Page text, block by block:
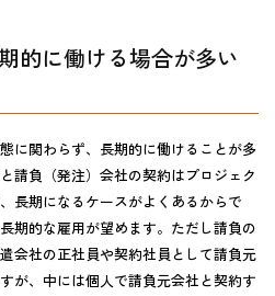
的に働ける場合が多い
に関わらず、 長期的に働けることが多
請負（発注）会社の契約はプロジェク
長期になるケースがよくあるからで
期的な雇用が望めます。ただし請負の
会社の正社員や契約社員として請負元
が、中には個人で請負元会社と契約す